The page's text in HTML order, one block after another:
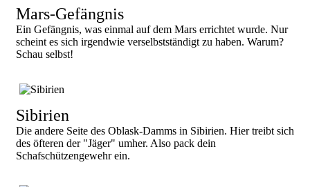
Mars-Gefängnis
Ein Gefängnis, was einmal auf dem Mars errichtet wurde. Nur
scheint es sich irgendwie verselbstständigt zu haben. Warum?
Schau selbst!
Sibirien
Die andere Seite des Oblask-Damms in Sibirien. Hier treibt sich
des öfteren der "Jäger" umher. Also pack dein
Schafschützengewehr ein.